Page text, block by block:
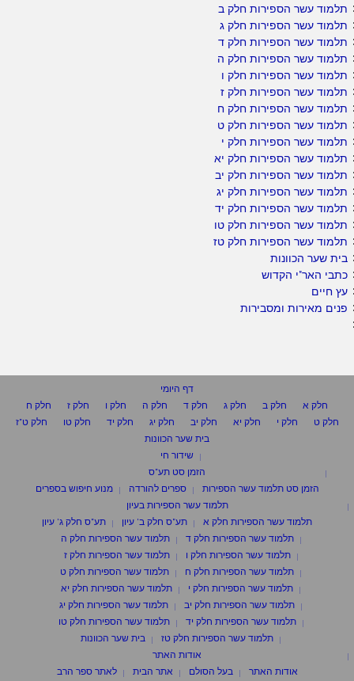
תלמוד עשר הספירות חלק ב
תלמוד עשר הספירות חלק ג
תלמוד עשר הספירות חלק ד
תלמוד עשר הספירות חלק ה
תלמוד עשר הספירות חלק ו
תלמוד עשר הספירות חלק ז
תלמוד עשר הספירות חלק ח
תלמוד עשר הספירות חלק ט
תלמוד עשר הספירות חלק י
תלמוד עשר הספירות חלק יא
תלמוד עשר הספירות חלק יב
תלמוד עשר הספירות חלק יג
תלמוד עשר הספירות חלק יד
תלמוד עשר הספירות חלק טו
תלמוד עשר הספירות חלק טז
בית שער הכוונות
כתבי האר"י הקדוש
עץ חיים
פנים מאירות ומסבירות
דף היומי
חלק א
חלק ב חלק ג חלק ד חלק ה חלק ו חלק ז
חלק ח
חלק ט
חלק י חלק יא חלק יב חלק יג חלק יד חלק טו
חלק ט"ז
בית שער הכוונות
שידור חי
הזמן סט תע"ס
הזמן סט תלמוד עשר הספירות
ספרים להורדה
מנוע חיפוש בספרים
תלמוד עשר הספירות בעיון
תלמוד עשר הספירות חלק א
תע"ס חלק ב' עיון
תע"ס חלק ג' עיון
תלמוד עשר הספירות חלק ד
תלמוד עשר הספירות חלק ה
תלמוד עשר הספירות חלק ו
תלמוד עשר הספירות חלק ז
תלמוד עשר הספירות חלק ח
תלמוד עשר הספירות חלק ט
תלמוד עשר הספירות חלק י
תלמוד עשר הספירות חלק יא
תלמוד עשר הספירות חלק יב
תלמוד עשר הספירות חלק יג
תלמוד עשר הספירות חלק יד
תלמוד עשר הספירות חלק טו
תלמוד עשר הספירות חלק טז
בית שער הכוונות
אודות האתר
אודות האתר
בעל הסולם אתר הבית לאתר ספר הרב